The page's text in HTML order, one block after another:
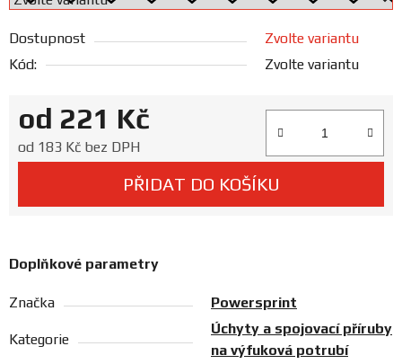
Prodejny
Dostupnost
Zvolte variantu
Kód:
Zvolte variantu
od 221 Kč
od 183 Kč bez DPH
PŘIDAT DO KOŠÍKU
Doplňkové parametry
Značka Powersprint
Kategorie
Úchyty a spojovací příruby
na výfuková potrubí